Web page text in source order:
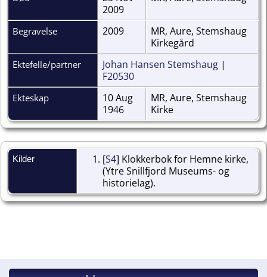
2009
Begravelse 2009
MR, Aure, Stemshaug
Kirkegård
Ektefelle/partner Johan Hansen Stemshaug |
F20530
Ekteskap
10 Aug
1946
MR, Aure, Stemshaug
Kirke
Kilder [S4] Klokkerbok for Hemne kirke,
(Ytre Snillfjord Museums- og
historielag).